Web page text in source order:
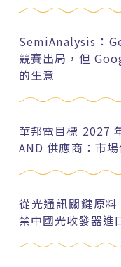
SemiAnalysis：
競賽出局，但
的生意
華邦電目標 2027
AND 供應商：市
從光通訊關鍵原
禁中國光收發器進